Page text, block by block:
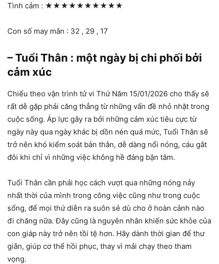
Tình cảm : ★★★★★★★★★★
Con số may mắn : 32 , 29 , 17
– Tuổi Thân : một ngày bị chi phối bởi
cảm xúc
Chiếu theo vận trình tử vi Thứ Năm 15/01/2026 cho thấy sẽ
rất dễ gặp phải căng thẳng từ những vấn đề nhỏ nhặt trong
cuộc sống. Áp lực gây ra bởi những cảm xúc tiêu cực từ
ngày này qua ngày khác bị dồn nén quá mức, Tuổi Thân sẽ
trở nên khó kiểm soát bản thân, dễ dàng nổi nóng, cáu gắt
đôi khi chỉ vì những việc không hề đáng bận tâm.
Tuổi Thân cần phải học cách vượt qua những nóng nảy
nhất thời của mình trong công việc cũng như trong cuộc
sống, để mọi thứ diễn ra suôn sẻ dù cho ở hoàn cảnh nào
đi chăng nữa. Đây cũng là nguyên nhân khiến sức khỏe của
con giáp này trở nên tồi tệ hơn. Hãy dành thời gian để thư
giãn, giúp cơ thể hồi phục, thay vì mải chạy theo tham
vọng.